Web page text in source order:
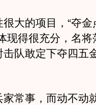
的项目，“夺金
现得很充分，名
队敢定下夺四五
常事，而动不动